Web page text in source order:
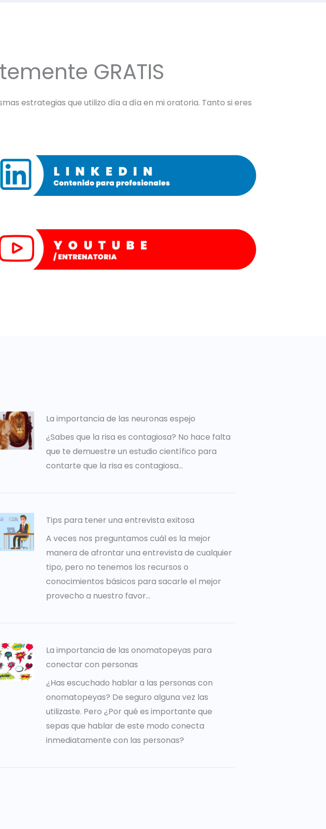
GRATIS
estrategias que utilizo día a día en mi oratoria. Tanto si eres
La importancia de las neuronas espejo
¿Sabes que la risa es contagiosa? No hace falta
que te demuestre un estudio científico para
contarte que la risa es contagiosa…
Tips para tener una entrevista exitosa
A veces nos preguntamos cuál es la mejor
manera de afrontar una entrevista de cualquier
tipo, pero no tenemos los recursos o
conocimientos básicos para sacarle el mejor
provecho a nuestro favor...
La importancia de las onomatopeyas para
conectar con personas
¿Has escuchado hablar a las personas con
onomatopeyas? De seguro alguna vez las
utilizaste. Pero ¿Por qué es importante que
sepas que hablar de este modo conecta
inmediatamente con las personas?